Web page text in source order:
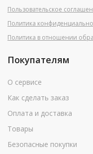
Пользовательское
Политика
Политика в отношении
Покупателям
О сервисе
Как сделать заказ
Оплата и доставка
Товары
Безопасные покупки